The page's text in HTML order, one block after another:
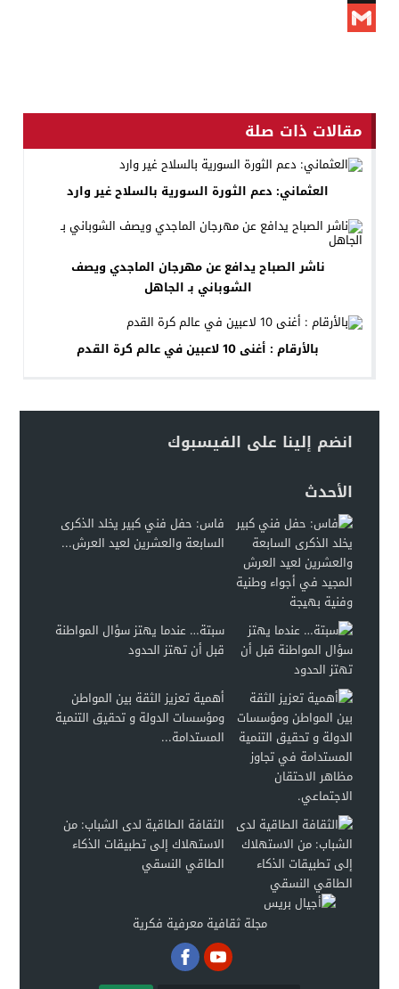
X
مقالات ذات صلة
العثماني: دعم الثورة السورية بالسلاح غير وارد
ناشر الصباح يدافع عن مهرجان الماجدي ويصف
الشوباني بـ الجاهل
بالأرقام : أغنى 10 لاعبين في عالم كرة القدم
انضم إلينا على الفيسبوك
الأحدث
فاس: حفل فني كبير يخلد الذكرى
السابعة والعشرين لعيد العرش...
سبتة… عندما يهتز سؤال المواطنة
قبل أن تهتز الحدود
أهمية تعزيز الثقة بين المواطن
ومؤسسات الدولة و تحقيق التنمية
المستدامة...
الثقافة الطاقية لدى الشباب: من
الاستهلاك إلى تطبيقات الذكاء
الطاقي النسقي
مجلة ثقافية معرفية فكرية